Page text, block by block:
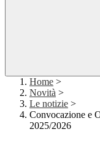
Home >
Novità >
Le notizie >
Convocazione e
2025/2026